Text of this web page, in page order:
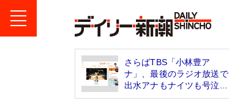
さらばTBS「小林豊ア
ナ」、最後のラジオ放送で
出水アナもナイツも号泣...